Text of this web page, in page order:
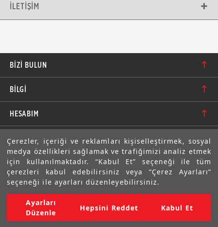
Çerezler, içeriği ve reklamları kişiselleştirmek, sosyal
medya özellikleri sağlamak ve trafiğimizi analiz etmek
için kullanılmaktadır. “Kabul Et” seçeneği ile tüm
çerezleri kabul edebilirsiniz veya “Çerez Ayarları”
seçeneği ile ayarları düzenleyebilirsiniz.
Ayarları
Düzenle
Hepsini Reddet Kabul Et
İLETIŞIM
BIZI BULUN
bilgi@motolastik.com
+90 549 549 66 86
+90 232 462 08 42
BİLGİ
Banka Hesap Numaraları
Teknik Bilgi
Sıkça Sorulan Sorular
Gizlilik Bildirimi ve Güvenlik
Mesafeli Satış Sözleşmesi
HESABIM
Siparişler
Adresler
Üyelik Bilgilerim
E-BÜLTEN
Abone olarak aramıza katılın. Avantajlardan ve indirimlerden
ilk sizin haberiniz olsun!
Copyright © 2022 Motolastik. Tüm Hakkı Saklıdır.